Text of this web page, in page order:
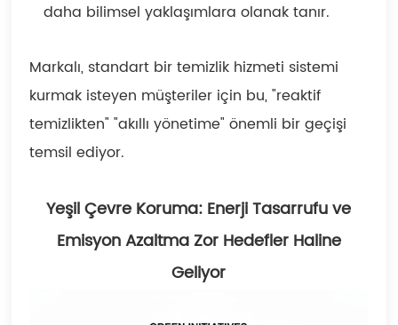
daha bilimsel yaklaşımlara olanak tanır.
Markalı, standart bir temizlik hizmeti sistemi
kurmak isteyen müşteriler için bu, "reaktif
temizlikten" "akıllı yönetime" önemli bir geçişi
temsil ediyor.
Yeşil Çevre Koruma: Enerji Tasarrufu ve
Emisyon Azaltma Zor Hedefler Haline
Geliyor